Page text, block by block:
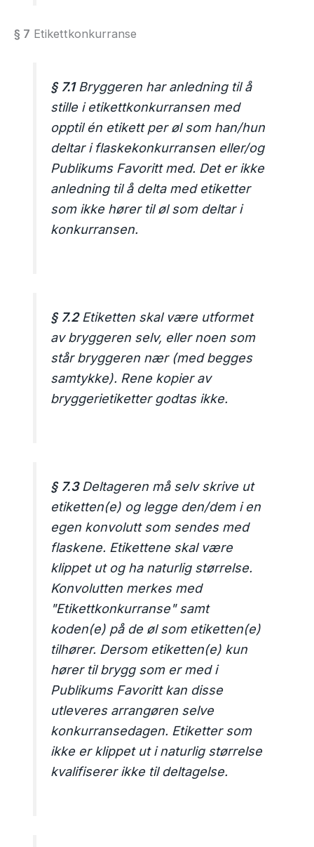
§ 7 Etikettkonkurranse
§ 7.1Bryggeren har anledning til å
stille i etikettkonkurransen med
opptil én etikett per øl som han/hun
deltar i flaskekonkurransen eller/og
Publikums Favoritt med. Det er ikke
anledning til å delta med etiketter
som ikke hører til øl som deltar i
konkurransen.
§ 7.2Etiketten skal være utformet
av bryggeren selv, eller noen som
står bryggeren nær (med begges
samtykke). Rene kopier av
bryggerietiketter godtas ikke.
§ 7.3Deltageren må selv skrive ut
etiketten(e) og legge den/dem i en
egen konvolutt som sendes med
flaskene. Etikettene skal være
klippet ut og ha naturlig størrelse.
Konvolutten merkes med
"Etikettkonkurranse" samt
koden(e) på de øl som etiketten(e)
tilhører. Dersom etiketten(e) kun
hører til brygg som er med i
Publikums Favoritt kan disse
utleveres arrangøren selve
konkurransedagen. Etiketter som
ikke er klippet ut i naturlig størrelse
kvalifiserer ikke til deltagelse.